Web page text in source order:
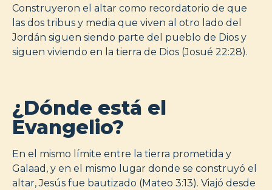
Construyeron el altar como recordatorio de que
las dos tribus y media que viven al otro lado del
Jordán siguen siendo parte del pueblo de Dios y
siguen viviendo en la tierra de Dios (Josué 22:28).
¿Dónde está el
Evangelio?
En el mismo límite entre la tierra prometida y
Galaad, y en el mismo lugar donde se construyó el
altar, Jesús fue bautizado (Mateo 3:13). Viajó desde